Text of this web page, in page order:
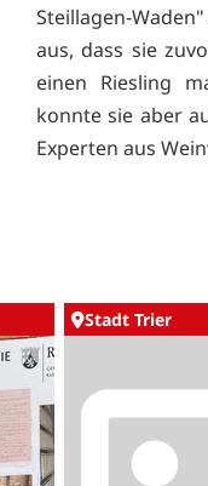
Steillagen-
aus, dass sie
einen Riesling
konnte sie aber
Experten aus
Stadt Trier